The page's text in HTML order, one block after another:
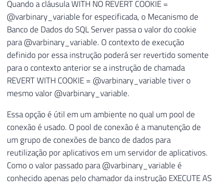
Quando a cláusula WITH NO REVERT COOKIE =
@varbinary_variable for especificada, o Mecanismo de
Banco de Dados do SQL Server passa o valor do cookie
para @varbinary_variable. O contexto de execução
definido por essa instrução poderá ser revertido somente
para o contexto anterior se a instrução de chamada
REVERT WITH COOKIE = @varbinary_variable tiver o
mesmo valor @varbinary_variable.
Essa opção é útil em um ambiente no qual um pool de
conexão é usado. O pool de conexão é a manutenção de
um grupo de conexões de banco de dados para
reutilização por aplicativos em um servidor de aplicativos.
Como o valor passado para @varbinary_variable é
conhecido apenas pelo chamador da instrução EXECUTE AS